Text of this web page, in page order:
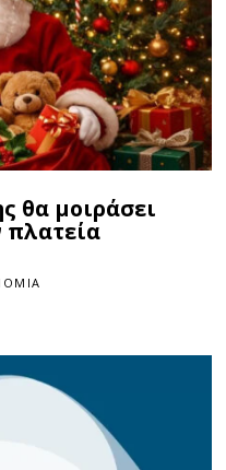
θα μοιράσει